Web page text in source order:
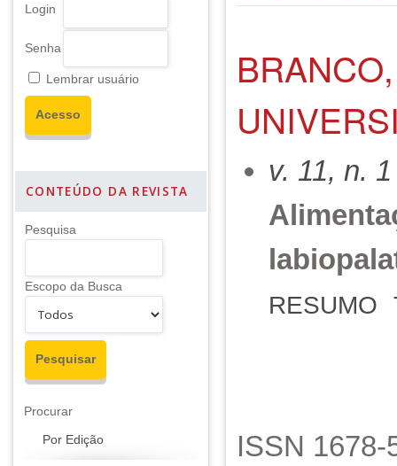
Login
Senha
Lembrar usuário
CONTEÚDO DA REVISTA
Pesquisa
Escopo da Busca
Procurar
Por Edição
v. 11, n.
RESUMO
ISSN